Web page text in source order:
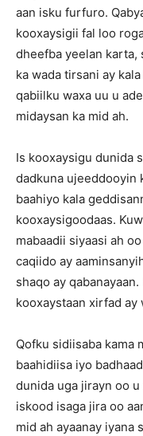
aan isku furfuro.
kooxaysigii fal loo
dheefba yeelan karta,
ka wada tirsani ay
qabiilku waxa uu u
midaysan ka mid ah.
Is kooxaysigu dunida
dadkuna ujeeddooyin
baahiyo kala
kooxaysigoodaas.
mabaadii siyaasi ah
caqiido ay
shaqo ay
kooxaystaan xirfad ay
Qofku sidiisaba kama
baahidiisa iyo
dunida uga jirayn oo
iskood isaga jira oo
mid ah ayaanay iyana